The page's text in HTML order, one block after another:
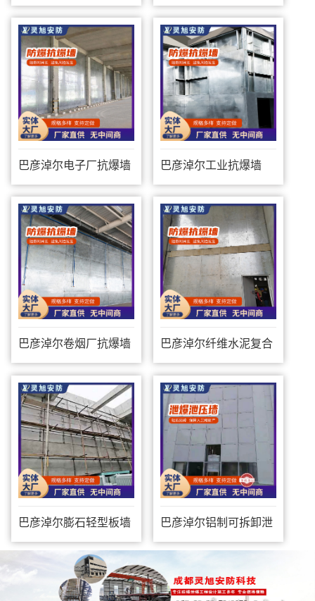
巴彦淖尔电子厂抗爆墙 巴彦淖尔工业抗爆墙
巴彦淖尔卷烟厂抗爆墙 巴彦淖尔纤维水泥复合
钢板防爆墙
巴彦淖尔膨石轻型板墙 巴彦淖尔铝制可拆卸泄